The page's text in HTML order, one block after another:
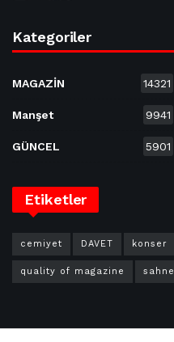
Kategoriler
MAGAZİN 14321
Manşet 9941
GÜNCEL 5901
Etiketler
cemiyet DAVET konser
quality of magazine sahne